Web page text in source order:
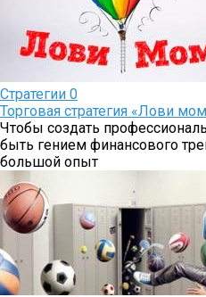
Стратегии 0
Торговая стратегия «Лови
Чтобы создать
быть гением финансового
большой опыт